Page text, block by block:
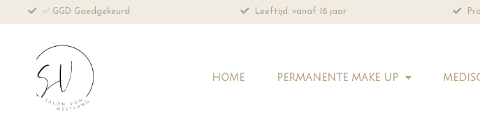
Leeftijd: vanaf 18 jaar Professioneel & gastvrij
HOME PERMANENTE MAKE UP